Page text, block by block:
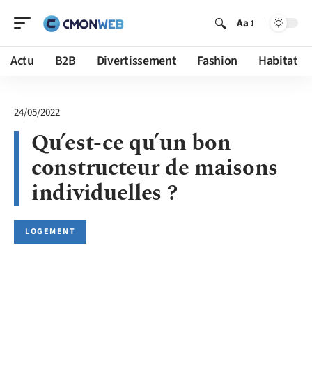
Aa
Actu B2B Divertissement Fashion Habitat
24/05/2022
Qu’est-ce qu’un bon
constructeur de maisons
individuelles ?
LOGEMENT